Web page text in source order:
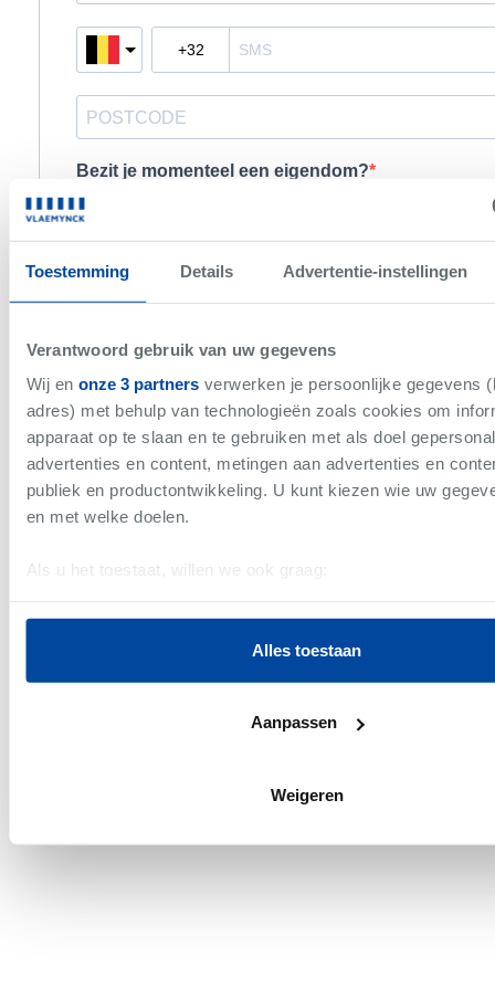
Toestemming Details Advertentie-instellingen
Verantwoord gebruik van uw gegevens
Wij en onze 3 partnersverwerken je persoonlijke gegevens
adres) met behulp van technologieën zoals cookies om
apparaat op te slaan en te gebruiken met als doel
advertenties en content, metingen aan advertenties en
publiek en productontwikkeling. U kunt kiezen wie uw
en met welke doelen.
Als u het toestaat, willen we ook graag:
Uw apparaat identificeren door het actief te scannen
specifieke eigenschappen (fingerprinting)
detailgedeelte
in. U kunt uw
functies voor social media te bieden en om ons
Alles toestaan
Aanpassen
Weigeren